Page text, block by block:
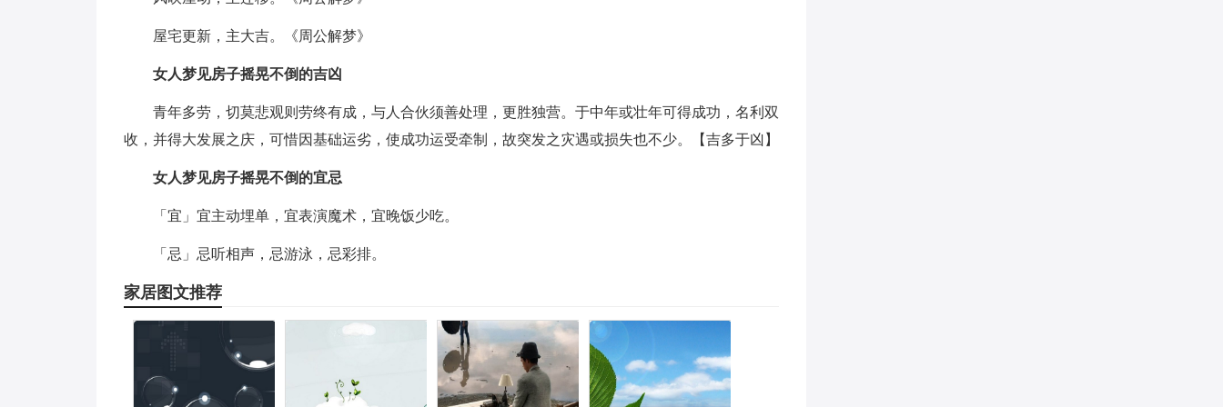
屋宅更新，主大吉。《周公解梦》
女人梦见房子摇晃不倒的吉凶
青年多劳，切莫悲观则劳终有成，与人合伙须善处理，更胜独营。于中年或壮年可得成功，名利双
收，并得大发展之庆，可惜因基础运劣，使成功运受牵制，故突发之灾遇或损失也不少。【吉多于凶】
女人梦见房子摇晃不倒的宜忌
「宜」宜主动埋单，宜表演魔术，宜晚饭少吃。
「忌」忌听相声，忌游泳，忌彩排。
家居图文推荐